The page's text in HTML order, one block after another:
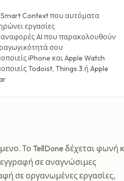
Smart Context που αυτόματα
εργασίες
αναφορές AI που παρακολουθούν
σου
iPhone και Apple Watch
Todoist, Things 3 ή Apple
Το TellDone δέχεται φωνή
σε αναγνώσιμες
σε οργανωμένες εργασίες,